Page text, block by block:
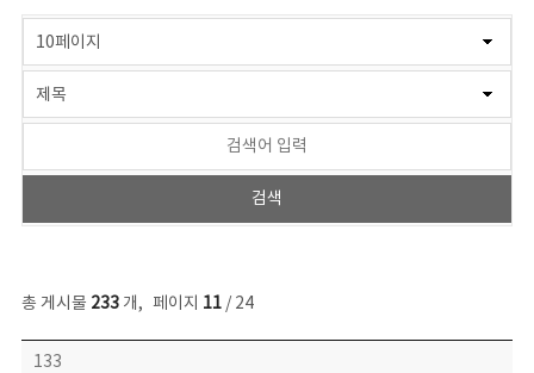
총 게시물 233개, 페이지 11/ 24
보도자료 목록 - 번호, 제목, 작성자, 파일, 조회수, 작성일 정보 제공
133